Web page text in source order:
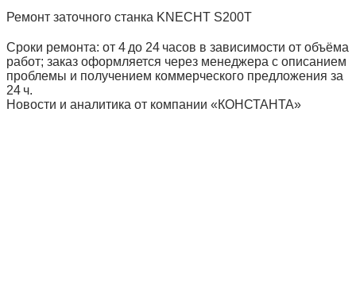
Ремонт заточного станка KNECHT S200T
Сроки ремонта: от 4 до 24 часов в зависимости от объёма
работ; заказ оформляется через менеджера с описанием
проблемы и получением коммерческого предложения за
24 ч.
Новости и аналитика от компании «КОНСТАНТА»